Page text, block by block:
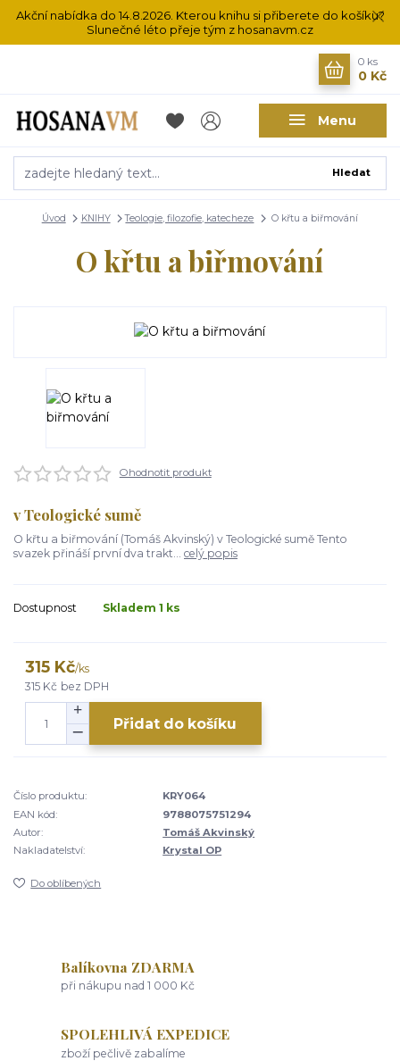
Akční nabídka do 14.8.2026. Kterou knihu si přiberete do košíku?
Slunečné léto přeje tým z hosanavm.cz
Menu
Hledat
0 ks
0 Kč
Úvod KNIHY Teologie, filozofie, katecheze O křtu a biřmování
O křtu a biřmování
Ohodnotit produkt
v Teologické sumě
O křtu a biřmování (Tomáš Akvinský) v Teologické sumě Tento
svazek přináší první dva trakt... celý popis
Dostupnost Skladem 1 ks
315 Kč/ks
315 Kč bez DPH
Přidat do košíku
Číslo produktu:
KRY064
EAN kód:
9788075751294
Autor:
Tomáš Akvinský
Nakladatelství:
Krystal OP
Do oblíbených
Balíkovna ZDARMA
při nákupu nad 1 000 Kč
SPOLEHLIVÁ EXPEDICE
zboží pečlivě zabalíme